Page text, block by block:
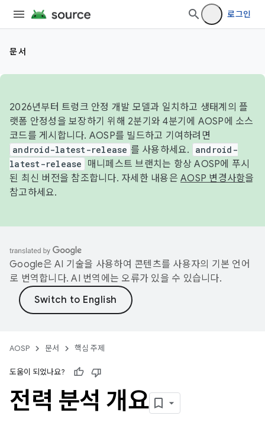
로그인
문서
2026년부터 트렁크 안정 개발 모델과 일치하고 생태계의 플
랫폼 안정성을 보장하기 위해 2분기와 4분기에 AOSP에 소스
코드를 게시합니다. AOSP를 빌드하고 기여하려면
android-latest-release 를 사용하세요.
android-
latest-release
매니페스트 브랜치는 항상 AOSP에 푸시
된 최신 버전을 참조합니다. 자세한 내용은 AOSP 변경사항을
참고하세요.
Google은 AI 기술을 사용하여 콘텐츠를 사용자의 기본 언어
로 번역합니다. AI 번역에는 오류가 있을 수 있습니다.
AOSP 문서 핵심 주제
도움이 되었나요?
전력 분석 개요